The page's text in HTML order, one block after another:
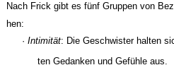
Nach Frick gibt es fünf Gruppen von
hen:
· Intimität: Die Geschwister halten
ten Gedanken und Gefühle aus.